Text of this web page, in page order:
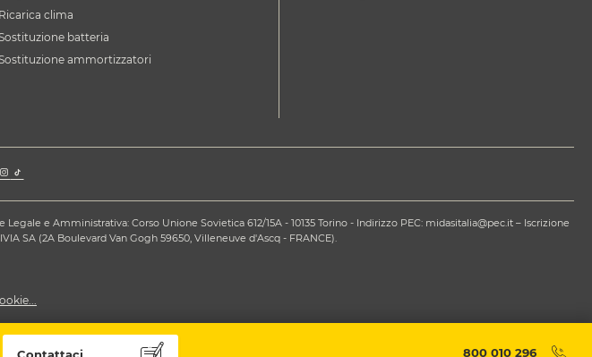
Ricarica clima
batteria
ammortizzatori
e Amministrativa: Corso Unione Sovietica 612/15A - 10135 Torino - Indirizzo PEC: midasitalia@pec.it – Iscrizione
SA (2A Boulevard Van Gogh 59650, Villeneuve d'Ascq - FRANCE).
Contattaci 800 010 296